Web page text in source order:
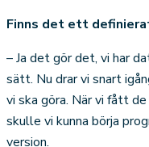
Finns det ett
– Ja det gör det, vi har
sätt. Nu drar vi snart
vi ska göra. När vi fått
skulle vi kunna börja
version.